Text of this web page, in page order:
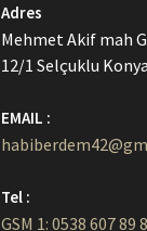
Adres
Mehmet Akif mah
12/1 Selçuklu Konya
EMAIL :
Tel :
GSM 1: 0538 607 89